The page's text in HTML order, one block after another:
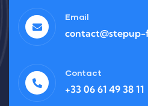
Email
Contact
+33 06 61 49 38 11